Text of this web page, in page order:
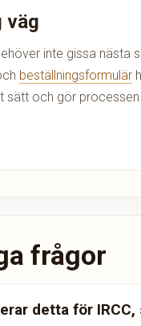
väg
inte gissa nästa
beställningsformulär
sätt och gör
frågor
detta för